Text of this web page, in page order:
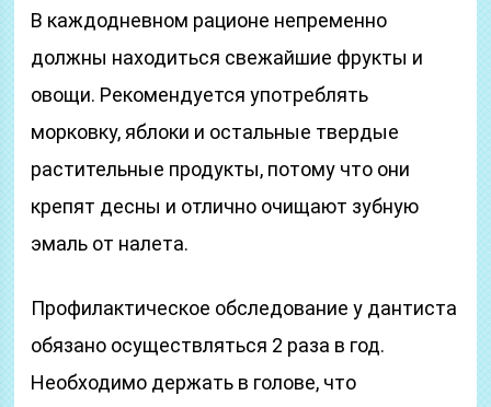
В каждодневном рационе непременно
должны находиться свежайшие фрукты и
овощи. Рекомендуется употреблять
морковку, яблоки и остальные твердые
растительные продукты, потому что они
крепят десны и отлично очищают зубную
эмаль от налета.
Профилактическое обследование у дантиста
обязано осуществляться 2 раза в год.
Необходимо держать в голове, что